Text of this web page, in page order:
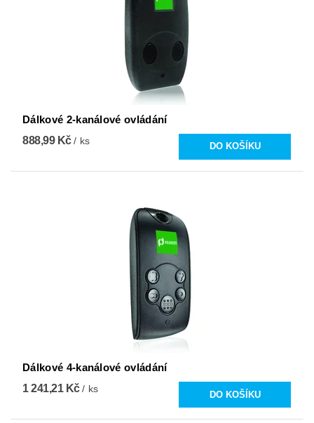
Dálkové 2-kanálové ovládání
888,99 Kč/ ks
Dálkové 4-kanálové ovládání
1 241,21 Kč/ ks